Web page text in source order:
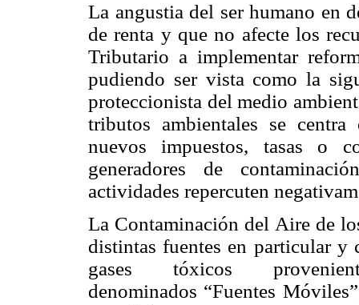
La angustia del ser humano en
de renta y que no afecte los
Tributario a implementar
pudiendo ser vista como la
proteccionista del medio
tributos ambientales se
nuevos impuestos, tasas o
generadores de
actividades repercuten
La Contaminación del Aire de
distintas fuentes en particular y
gases tóxicos
denominados “Fuentes